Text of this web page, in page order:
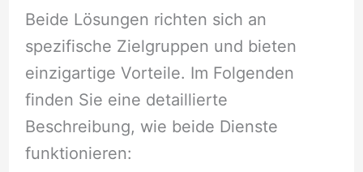
Beide Lösungen richten sich an
spezifische Zielgruppen und bieten
einzigartige Vorteile. Im Folgenden
finden Sie eine detaillierte
Beschreibung, wie beide Dienste
funktionieren: